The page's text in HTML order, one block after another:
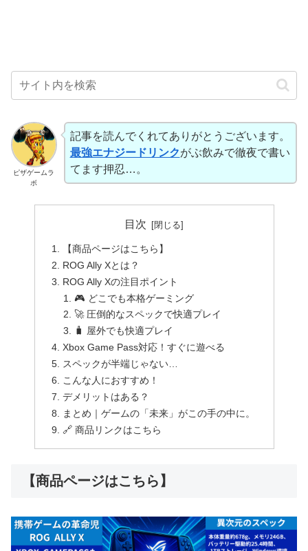
ピザゲームラ
ボ
記事を読んでくれてありがとうございます。
最強エナジードリンクがぶ飲みで徹夜で書い
てます押忍…。
目次
【商品ページはこちら】
ROG Ally Xとは？
ROG Ally Xの注目ポイント
🎮 どこでも本格ゲーミング
🚀 圧倒的なスペックで快適プレイ
🧳 屋外でも快適プレイ
Xbox Game Pass対応！すぐに遊べる
スペックが半端じゃない…
こんな人におすすめ！
デメリットはある？
まとめ｜ゲームの「未来」がこの手の中に。
🔗 商品リンクはこちら
【商品ページはこちら】